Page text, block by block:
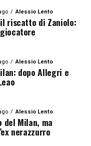
Alessio Lento
riscatto di Zaniolo:
Alessio Lento
dopo Allegri e
Alessio Lento
Milan, ma
nerazzurro